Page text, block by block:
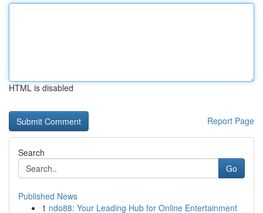
HTML is disabled
Report Page
Search
Go
Published News
1 ndo88: Your Leading Hub for Online Entertainment